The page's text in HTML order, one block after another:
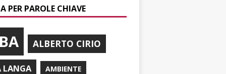
PER PAROLE CHIAVE
ALBERTO CIRIO
LANGA AMBIENTE